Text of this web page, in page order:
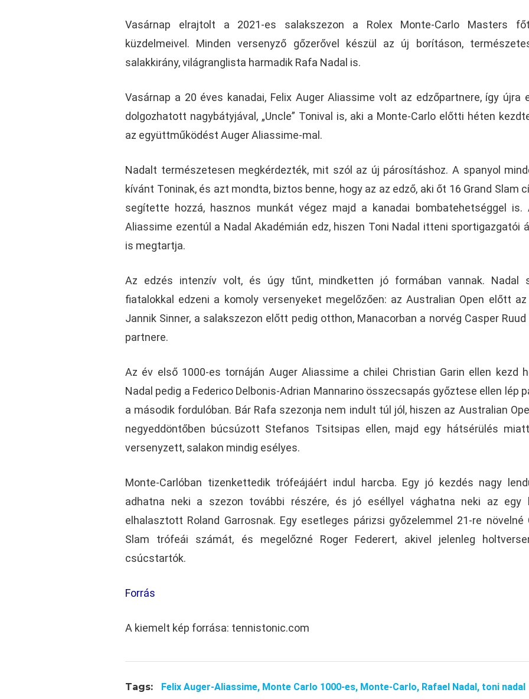
Vasárnap elrajtolt a 2021-es salakszezon a Rolex Monte-Carlo Masters
küzdelmeivel. Minden versenyző gőzerővel készül az új borításon,
salakkirány, világranglista harmadik Rafa Nadal is.
Vasárnap a 20 éves kanadai, Felix Auger Aliassime volt az edzőpartnere, így újra
dolgozhatott nagybátyjával, „Uncle” Tonival is, aki a Monte-Carlo előtti héten
az együttműködést Auger Aliassime-mal.
Nadalt természetesen megkérdezték, mit szól az új párosításhoz. A spanyol
kívánt Toninak, és azt mondta, biztos benne, hogy az az edző, aki őt 16 Grand Slam
segítette hozzá, hasznos munkát végez majd a kanadai bombatehetséggel is.
Aliassime ezentúl a Nadal Akadémián edz, hiszen Toni Nadal itteni sportigazgatói
is megtartja.
Az edzés intenzív volt, és úgy tűnt, mindketten jó formában vannak. Nadal
fiatalokkal edzeni a komoly versenyeket megelőzően: az Australian Open előtt
Jannik Sinner, a salakszezon előtt pedig otthon, Manacorban a norvég Casper
partnere.
Az év első 1000-es tornáján Auger Aliassime a chilei Christian Garin ellen kezd
Nadal pedig a Federico Delbonis-Adrian Mannarino összecsapás győztese ellen lép
a második fordulóban. Bár Rafa szezonja nem indult túl jól, hiszen az Australian
negyeddöntőben búcsúzott Stefanos Tsitsipas ellen, majd egy hátsérülés
versenyzett, salakon mindig esélyes.
Monte-Carlóban tizenkettedik trófeájáért indul harcba. Egy jó kezdés nagy
adhatna neki a szezon további részére, és jó eséllyel vághatna neki az egy
elhalasztott Roland Garrosnak. Egy esetleges párizsi győzelemmel 21-re növelné
Slam trófeái számát, és megelőzné Roger Federert, akivel jelenleg
csúcstartók.
Forrás
A kiemelt kép forrása: tennistonic.com
Tags: Felix Auger-Aliassime, Monte Carlo 1000-es, Monte-Carlo, Rafael Nadal, toni nadal